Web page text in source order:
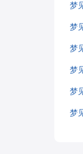
梦
梦
梦
梦
梦
梦